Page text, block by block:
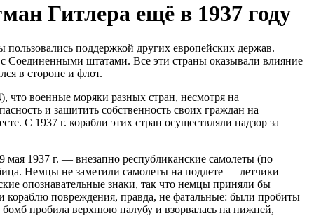
Гитлера ещё в 1937 году
поддержкой других европейских держав.
штатами. Все эти страны оказывали влияние
в стороне и флот.
военные моряки разных стран, несмотря на
и защитить собственность своих граждан на
С 1937 г. корабли этих стран осуществляли надзор за
1937 г. — внезапно республиканские самолеты (по
Немцы не заметили самолеты на подлете — летчики
опознавательные знаки, так что немцы приняли бы
кораблю повреждения, правда, не фатальные: были пробиты
пробила верхнюю палубу и взорвалась на нижней,